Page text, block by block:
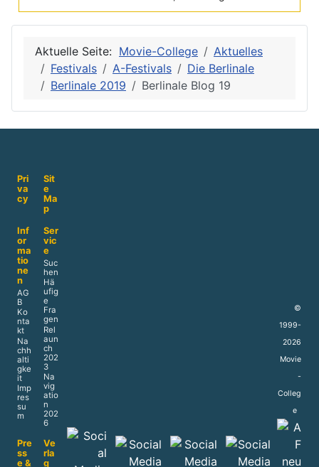
Aktuelle Seite: Movie-College
Aktuelles
Festivals
A-Festivals
Die Berlinale
Berlinale 2019
Berlinale Blog 19
Pri
va
cy
Sit
e
Ma
p
Inf
or
ma
tio
ne
n
AG
B
Ko
nta
kt
Na
chh
alti
gke
it
Imp
res
su
m
Ser
vic
e
Suc
hen
Hä
ufig
e
Fra
gen
Rel
aun
ch
202
3
Na
vig
atio
n
202
6
Pre
ss
e &
Ve
rla
g
©
1999-
2026
Movie
-
Colleg
e